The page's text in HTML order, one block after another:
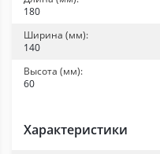
180
Ширина (мм):
140
Высота (мм):
60
Характеристики